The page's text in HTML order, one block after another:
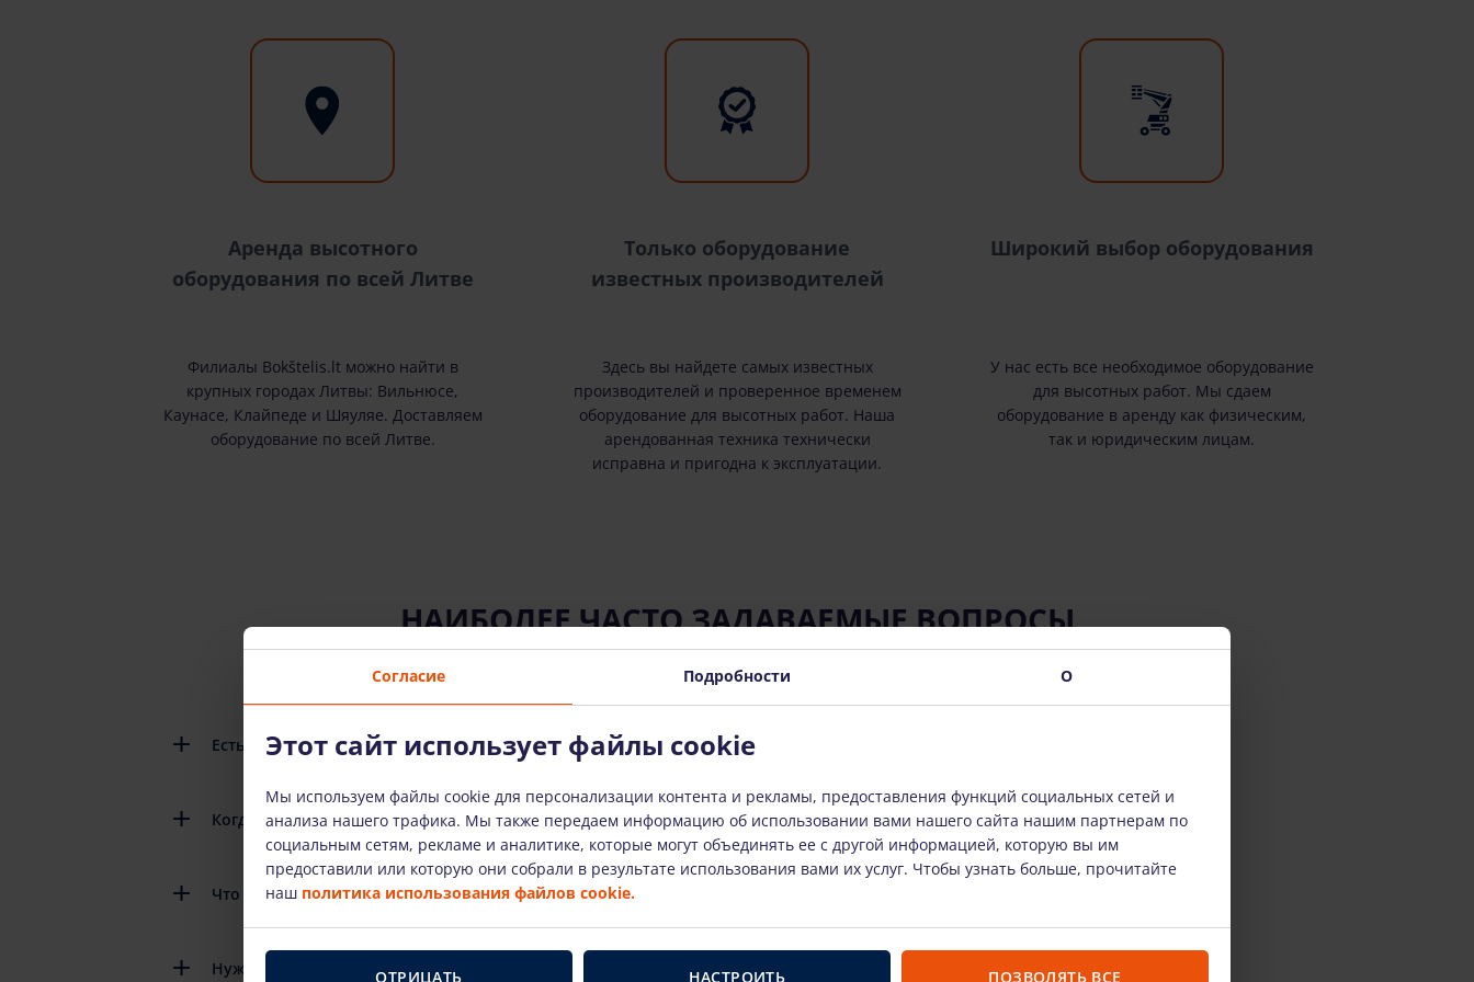
Аренда высотного
оборудования по всей Литве
Филиалы Bokštelis.lt можно найти в
крупных городах Литвы: Вильнюсе,
Каунасе, Клайпеде и Шяуляе. Доставляем
оборудование по всей Литве.
Только оборудование
известных производителей
Здесь вы найдете самых известных
производителей и проверенное временем
оборудование для высотных работ. Наша
арендованная техника технически
исправна и пригодна к эксплуатации.
Широкий выбор оборудования
У нас есть все необходимое оборудование
для высотных работ. Мы сдаем
оборудование в аренду как физическим,
так и юридическим лицам.
НАИБОЛЕЕ ЧАСТО ЗАДАВАЕМЫЕ ВОПРОСЫ
Есть ли подробные инструкции по использованию арендованного оборудования?
Когда мне нужно вернуть арендованное оборудование?
Что произойдет, если арендованное оборудование сломается?
Нужно ли платить за топливо, которое вы используете?
Согласие Подробности О
Этот сайт использует файлы cookie
Мы используем файлы cookie для персонализации контента и рекламы, предоставления функций социальных сетей и
анализа нашего трафика. Мы также передаем информацию об использовании вами нашего сайта нашим партнерам по
социальным сетям, рекламе и аналитике, которые могут объединять ее с другой информацией, которую вы им
предоставили или которую они собрали в результате использования вами их услуг. Чтобы узнать больше, прочитайте
наш политика использования файлов cookie.
ОТРИЦАТЬ НАСТРОИТЬ ПОЗВОЛЯТЬ ВСЕ